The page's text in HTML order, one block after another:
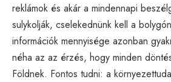
reklámok és akár a mindennapi
sulykolják, cselekednünk kell a
információk mennyisége azonban
néha az az érzés, hogy minden
Földnek. Fontos tudni: a